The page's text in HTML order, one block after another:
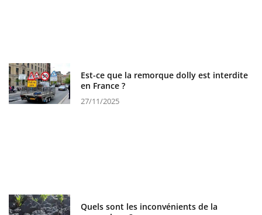
Est-ce que la remorque dolly est interdite
en France ?
27/11/2025
Quels sont les inconvénients de la